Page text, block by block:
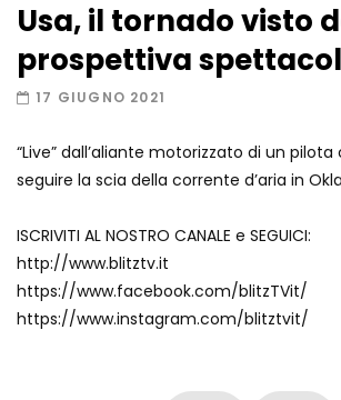
Amiocuggino fa saltare in
Due navi USA si scontrano
Usa, il tornado visto
prospettiva
17 GIUGNO 2021
“Live” dall’aliante motorizzato di un
seguire la scia della corrente d’aria in
ISCRIVITI AL NOSTRO CANALE e SEGUICI:
http://www.blitztv.it
https://www.facebook.com/blitzTVit/
https://www.instagram.com/blitztvit/